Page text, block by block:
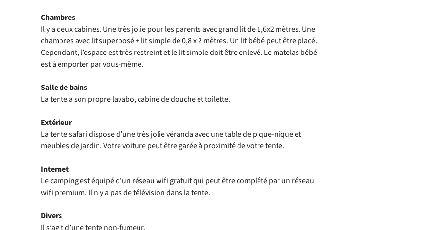
Chambres
Il y a deux cabines. Une très jolie pour les parents avec grand lit de 1,6x2 mètres. Une
chambres avec lit superposé + lit simple de 0,8 x 2 mètres. Un lit bébé peut être placé.
Cependant, l’espace est très restreint et le lit simple doit être enlevé. Le matelas bébé
est à emporter par vous-même.
Salle de bains
La tente a son propre lavabo, cabine de douche et toilette.
Extérieur
La tente safari dispose d’une très jolie véranda avec une table de pique-nique et
meubles de jardin. Votre voiture peut être garée à proximité de votre tente.
Internet
Le camping est équipé d'un réseau wifi gratuit qui peut être complété par un réseau
wifi premium. Il n'y a pas de télévision dans la tente.
Divers
Il s’agit d’une tente non-fumeur.